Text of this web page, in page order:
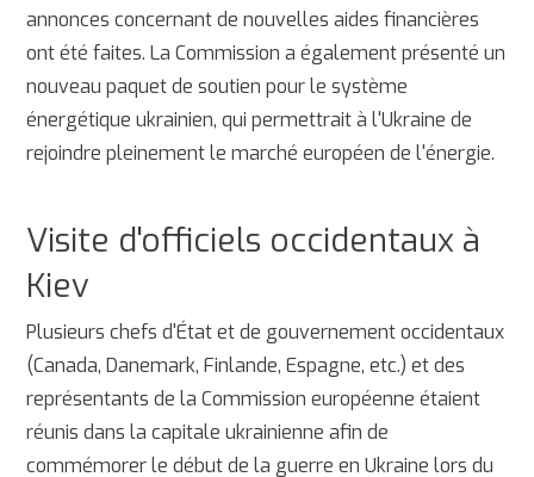
annonces concernant de nouvelles aides financières
ont été faites. La Commission a également présenté un
nouveau paquet de soutien pour le système
énergétique ukrainien, qui permettrait à l'Ukraine de
rejoindre pleinement le marché européen de l'énergie.
Visite d'officiels occidentaux à
Kiev
Plusieurs chefs d'État et de gouvernement occidentaux
(Canada, Danemark, Finlande, Espagne, etc.) et des
représentants de la Commission européenne étaient
réunis dans la capitale ukrainienne afin de
commémorer le début de la guerre en Ukraine lors du